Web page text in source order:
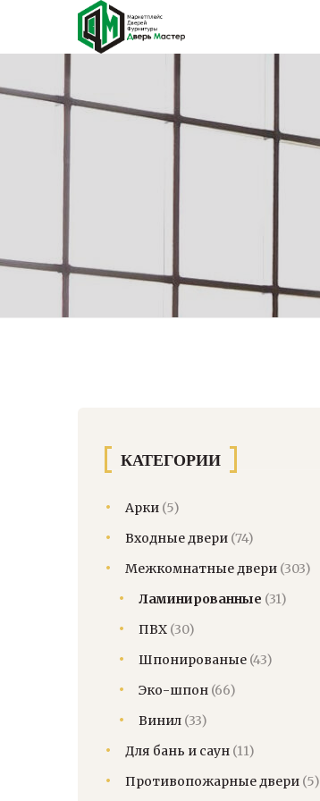
КАТЕГОРИИ
Арки (5)
Входные двери (74)
Межкомнатные двери (303)
Ламинированные (31)
ПВХ (30)
Шпонированые (43)
Эко-шпон (66)
Винил (33)
Для бань и саун (11)
Противопожарные двери (5)